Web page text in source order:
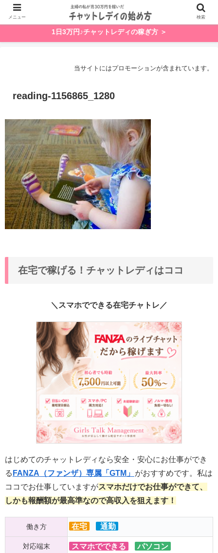
1日3万円♪チャットレディの稼ぎ方 ＞
当サイトにはプロモーションが含まれています。
reading-1156865_1280
在宅で稼げる！チャットレディはココ
＼スマホでできる在宅チャトレ／
はじめてのチャットレディなら安全・安心にお仕事ができ
る FANZA（ファンザ）専属「GTM」 がおすすめです。私は
ココでお仕事していますがスマホだけでお仕事ができて、
しかも報酬額が最高準なので高収入を狙えます！
働き方 在宅 通勤
対応端末 スマホでできる パソコン
メニュー 検索